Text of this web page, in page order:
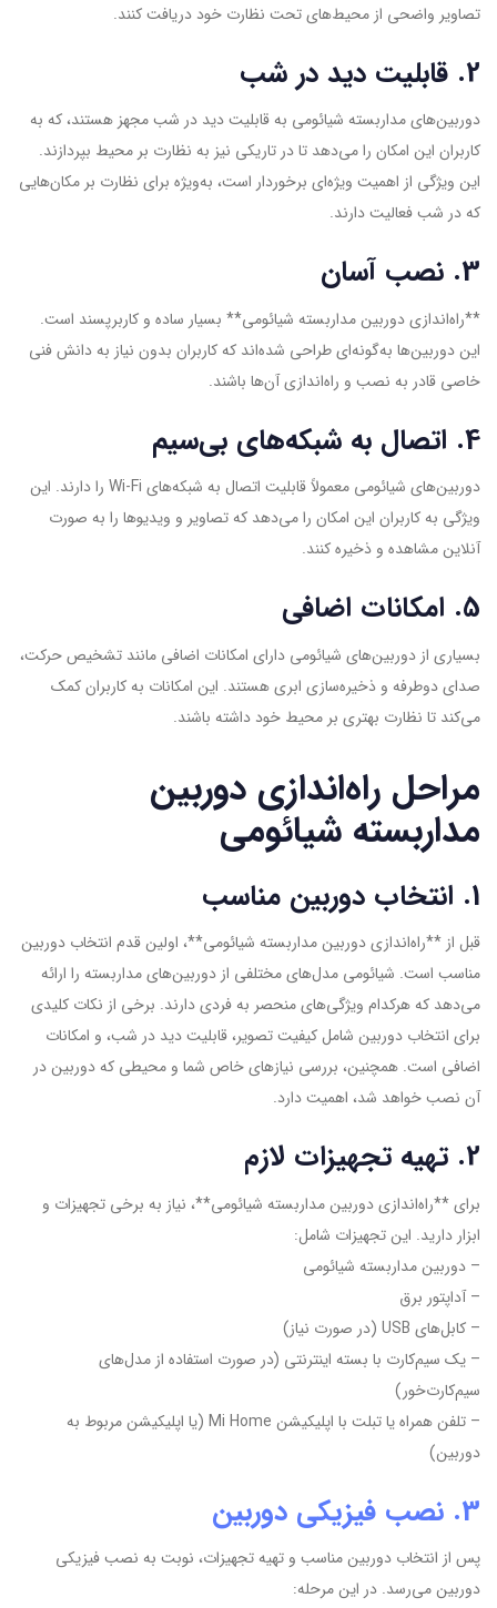
تصاویر واضحی از محیط‌های تحت نظارت خود دریافت کنند.
2. قابلیت دید در شب
دوربین‌های مداربسته شیائومی به قابلیت دید در شب مجهز هستند، که به
کاربران این امکان را می‌دهد تا در تاریکی نیز به نظارت بر محیط بپردازند.
این ویژگی از اهمیت ویژه‌ای برخوردار است، به‌ویژه برای نظارت بر مکان‌هایی
که در شب فعالیت دارند.
3. نصب آسان
**راه‌اندازی دوربین مداربسته شیائومی** بسیار ساده و کاربرپسند است.
این دوربین‌ها به‌گونه‌ای طراحی شده‌اند که کاربران بدون نیاز به دانش فنی
خاصی قادر به نصب و راه‌اندازی آن‌ها باشند.
4. اتصال به شبکه‌های بی‌سیم
دوربین‌های شیائومی معمولاً قابلیت اتصال به شبکه‌های Wi-Fi را دارند. این
ویژگی به کاربران این امکان را می‌دهد که تصاویر و ویدیوها را به صورت
آنلاین مشاهده و ذخیره کنند.
5. امکانات اضافی
بسیاری از دوربین‌های شیائومی دارای امکانات اضافی مانند تشخیص حرکت،
صدای دوطرفه و ذخیره‌سازی ابری هستند. این امکانات به کاربران کمک
می‌کند تا نظارت بهتری بر محیط خود داشته باشند.
مراحل راه‌اندازی دوربین
مداربسته شیائومی
1. انتخاب دوربین مناسب
قبل از **راه‌اندازی دوربین مداربسته شیائومی**، اولین قدم انتخاب دوربین
مناسب است. شیائومی مدل‌های مختلفی از دوربین‌های مداربسته را ارائه
می‌دهد که هرکدام ویژگی‌های منحصر به فردی دارند. برخی از نکات کلیدی
برای انتخاب دوربین شامل کیفیت تصویر، قابلیت دید در شب، و امکانات
اضافی است. همچنین، بررسی نیازهای خاص شما و محیطی که دوربین در
آن نصب خواهد شد، اهمیت دارد.
2. تهیه تجهیزات لازم
برای **راه‌اندازی دوربین مداربسته شیائومی**، نیاز به برخی تجهیزات و
ابزار دارید. این تجهیزات شامل:
– دوربین مداربسته شیائومی
– آداپتور برق
– کابل‌های USB (در صورت نیاز)
– یک سیم‌کارت با بسته اینترنتی (در صورت استفاده از مدل‌های
سیم‌کارت‌خور)
– تلفن همراه یا تبلت با اپلیکیشن Mi Home (یا اپلیکیشن مربوط به
دوربین)
3. نصب فیزیکی دوربین
پس از انتخاب دوربین مناسب و تهیه تجهیزات، نوبت به نصب فیزیکی
دوربین می‌رسد. در این مرحله: